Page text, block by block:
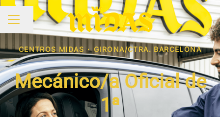
MENÚ DE EMPLEO
Compartir página
CENTROS MIDAS · GIRONA/CTRA. BARCELONA
Mecánico/a Oficial de
1ª